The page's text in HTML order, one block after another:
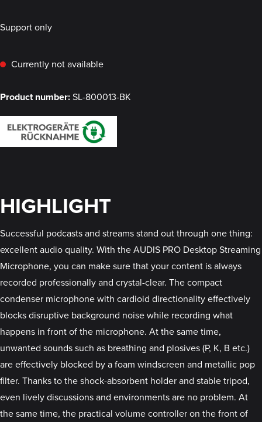
Support only
Currently not available
Product number:SL-800013-BK
HIGHLIGHT
Successful podcasts and streams stand out through one thing:
excellent audio quality. With the AUDIS PRO Desktop Streaming
Microphone, you can make sure that your content is always
recorded professionally and crystal-clear. The compact
condenser microphone with cardioid directionality effectively
blocks disruptive background noise while recording what
happens in front of the microphone. At the same time,
unwanted sounds such as breathing and plosives (P, K, B etc.)
are effectively blocked by a foam windscreen and metallic pop
filter. Thanks to the shock-absorbent holder and stable tripod,
even lively discussions and environments are no problem. At
the same time, the practical volume controller on the front of